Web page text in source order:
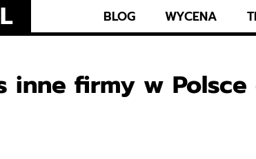
BLOG WYCENA
inne firmy w